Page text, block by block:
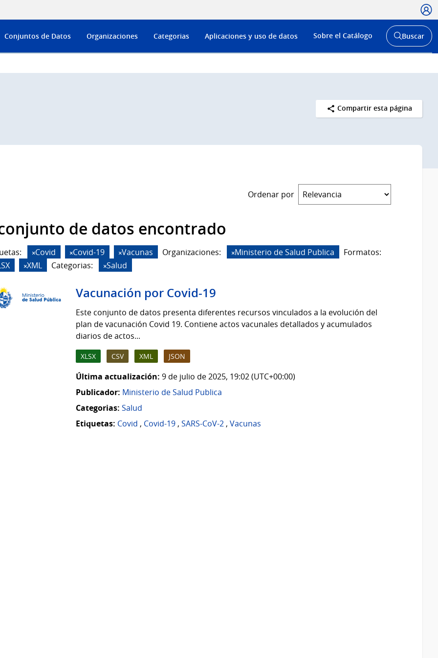
Menú
de
Conjuntos de Datos Organizaciones Categorias Aplicaciones y uso de datos Sobre el Catálogo
Abrir
buscador
Buscar
Compartir esta página
Ordenar por
de datos encontrado
Covid Covid-19 Vacunas Organizaciones: Ministerio de Salud Publica
Formatos:
XML Categorias: Salud
Vacunación por Covid-19
Este conjunto de datos presenta diferentes recursos vinculados a la evolución del
plan de vacunación Covid 19. Contiene actos vacunales detallados y acumulados
diarios de actos...
XLSX CSV XML JSON
Última actualización: 9 de julio de 2025, 19:02 (UTC+00:00)
Publicador: Ministerio de Salud Publica
Categorias: Salud
Etiquetas: Covid , Covid-19, SARS-CoV-2, Vacunas